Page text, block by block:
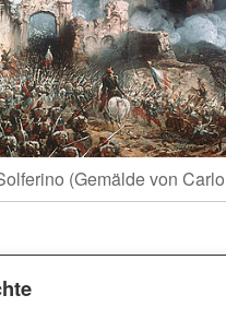
(Gemälde von